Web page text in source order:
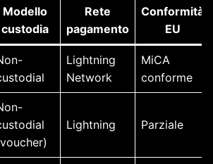
Modello
custodia
Rete
pagamento
Conformità
EU
Lightning
Network
MiCA
conforme
Lightning Parziale